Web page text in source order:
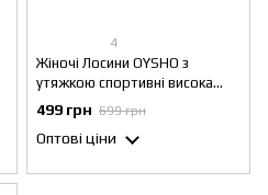
4
Жіночі Лосини OYSHO з
утяжкою спортивні висока
талія чорний, S
499 грн 699 грн
Оптові ціни